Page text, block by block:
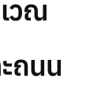
วณ
ถนน